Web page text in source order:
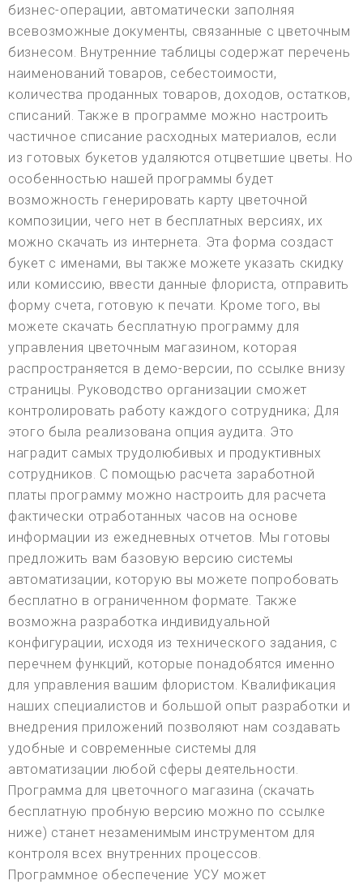
бизнес-операции, автоматически заполняя
всевозможные документы, связанные с цветочным
бизнесом. Внутренние таблицы содержат перечень
наименований товаров, себестоимости,
количества проданных товаров, доходов, остатков,
списаний. Также в программе можно настроить
частичное списание расходных материалов, если
из готовых букетов удаляются отцветшие цветы. Но
особенностью нашей программы будет
возможность генерировать карту цветочной
композиции, чего нет в бесплатных версиях, их
можно скачать из интернета. Эта форма создаст
букет с именами, вы также можете указать скидку
или комиссию, ввести данные флориста, отправить
форму счета, готовую к печати. Кроме того, вы
можете скачать бесплатную программу для
управления цветочным магазином, которая
распространяется в демо-версии, по ссылке внизу
страницы. Руководство организации сможет
контролировать работу каждого сотрудника; Для
этого была реализована опция аудита. Это
наградит самых трудолюбивых и продуктивных
сотрудников. С помощью расчета заработной
платы программу можно настроить для расчета
фактически отработанных часов на основе
информации из ежедневных отчетов. Мы готовы
предложить вам базовую версию системы
автоматизации, которую вы можете попробовать
бесплатно в ограниченном формате. Также
возможна разработка индивидуальной
конфигурации, исходя из технического задания, с
перечнем функций, которые понадобятся именно
для управления вашим флористом. Квалификация
наших специалистов и большой опыт разработки и
внедрения приложений позволяют нам создавать
удобные и современные системы для
автоматизации любой сферы деятельности.
Программа для цветочного магазина (скачать
бесплатную пробную версию можно по ссылке
ниже) станет незаменимым инструментом для
контроля всех внутренних процессов.
Программное обеспечение УСУ может